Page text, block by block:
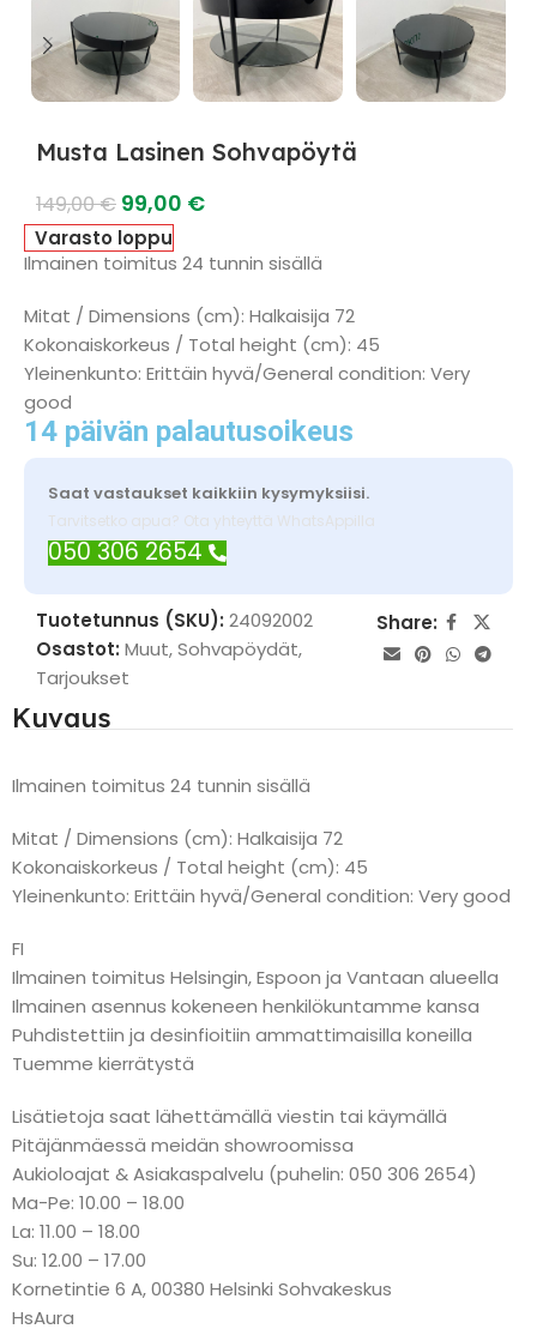
Musta Lasinen Sohvapöytä
149,00€ 99,00 €
Varasto loppu
Ilmainen toimitus 24 tunnin sisällä
Mitat / Dimensions (cm): Halkaisija 72
Kokonaiskorkeus / Total height (cm): 45
Yleinenkunto: Erittäin hyvä/General condition: Very
good
14 päivän palautusoikeus
Saat vastaukset kaikkiin kysymyksiisi.
Tarvitsetko apua? Ota yhteyttä WhatsAppilla
050 306 2654
Tuotetunnus (SKU): 24092002
Osastot: Muut,Sohvapöydät,
Tarjoukset
Share:
Kuvaus
Ilmainen toimitus 24 tunnin sisällä
Mitat / Dimensions (cm): Halkaisija 72
Kokonaiskorkeus / Total height (cm): 45
Yleinenkunto: Erittäin hyvä/General condition: Very good
FI
Ilmainen toimitus Helsingin, Espoon ja Vantaan alueella
Ilmainen asennus kokeneen henkilökuntamme kansa
Puhdistettiin ja desinfioitiin ammattimaisilla koneilla
Tuemme kierrätystä
Lisätietoja saat lähettämällä viestin tai käymällä
Pitäjänmäessä meidän showroomissa
Aukioloajat & Asiakaspalvelu (puhelin: 050 306 2654)
Ma-Pe: 10.00 – 18.00
La: 11.00 – 18.00
Su: 12.00 – 17.00
Kornetintie 6 A, 00380 Helsinki Sohvakeskus
HsAura